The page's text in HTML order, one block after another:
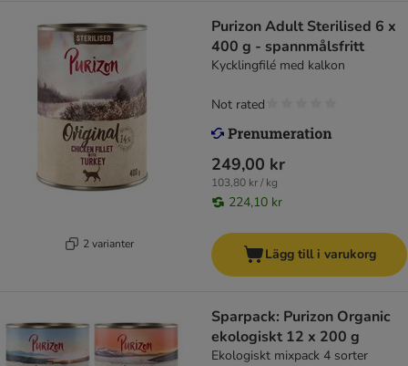
2 varianter
Purizon Adult Sterilised 6 x
400 g - spannmålsfritt
Kycklingfilé med kalkon
249,00 kr
103,80 kr / kg
224,10 kr
Not rated
Lägg till i varukorg
Sparpack: Purizon Organic
ekologiskt 12 x 200 g
Ekologiskt mixpack 4 sorter